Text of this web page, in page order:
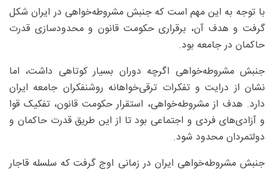
با توجه به این مهم است که جنبش مشروطه‌خواهی در ایران شکل
گرفت و هدف آن، برقراری حکومت قانون و محدودسازی قدرت
حاکمان در جامعه بود.
جنبش مشروطه‌خواهی اگرچه دوران بسیار کوتاهی داشت، اما
نشان از درایت و تفکرات ترقی‌خواهانه روشنفکران جامعه ایران
دارد. هدف از مشروطه‌خواهی، استقرار حکومت قانون، تفکیک قوا
و آزادی‌های فردی و اجتماعی بود تا از این طریق قدرت حاکمان و
دولتمردان محدود شود.
جنبش مشروطه‌خواهی ایران در زمانی اوج گرفت که سلسله قاجار